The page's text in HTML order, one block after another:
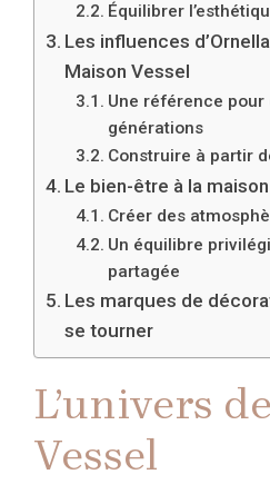
Équilibrer
Les influences
Maison Vessel
Une référence
générations
Construire à partir
Le bien-être à la
Créer des
Un équilibre
partagée
Les marques de
se tourner
L’univers
Vessel